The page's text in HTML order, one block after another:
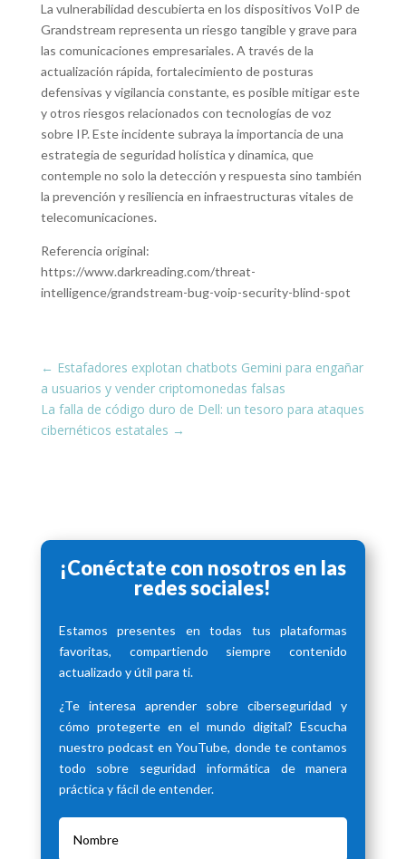
La vulnerabilidad descubierta en los dispositivos VoIP de
Grandstream representa un riesgo tangible y grave para
las comunicaciones empresariales. A través de la
actualización rápida, fortalecimiento de posturas
defensivas y vigilancia constante, es posible mitigar este
y otros riesgos relacionados con tecnologías de voz
sobre IP. Este incidente subraya la importancia de una
estrategia de seguridad holística y dinamica, que
contemple no solo la detección y respuesta sino también
la prevención y resiliencia en infraestructuras vitales de
telecomunicaciones.
Referencia original:
https://www.darkreading.com/threat-
intelligence/grandstream-bug-voip-security-blind-spot
← Estafadores explotan chatbots Gemini para engañar
a usuarios y vender criptomonedas falsas
La falla de código duro de Dell: un tesoro para ataques
cibernéticos estatales →
¡Conéctate con nosotros en las
redes sociales!
Estamos presentes en todas tus plataformas
favoritas, compartiendo siempre contenido
actualizado y útil para ti.
¿Te interesa aprender sobre ciberseguridad y
cómo protegerte en el mundo digital? Escucha
nuestro podcast en YouTube, donde te contamos
todo sobre seguridad informática de manera
práctica y fácil de entender.